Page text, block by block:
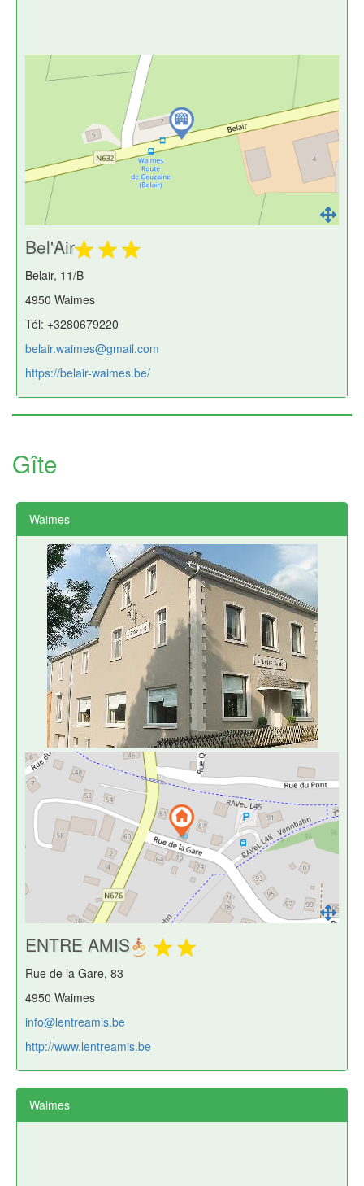
Bel'Air
Belair, 11/B
4950 Waimes
Tél: +3280679220
belair.waimes@gmail.com
https://belair-waimes.be/
Gîte
Waimes
ENTRE AMIS
Rue de la Gare, 83
4950 Waimes
info@lentreamis.be
http://www.lentreamis.be
Waimes